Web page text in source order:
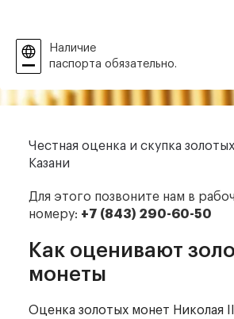
Наличие
паспорта обязательно.
Честная оценка и скупка
Казани
Для этого позвоните нам в
номеру: +7 (843) 290-60-50
Как оценивают
монеты
Оценка золотых монет Николая